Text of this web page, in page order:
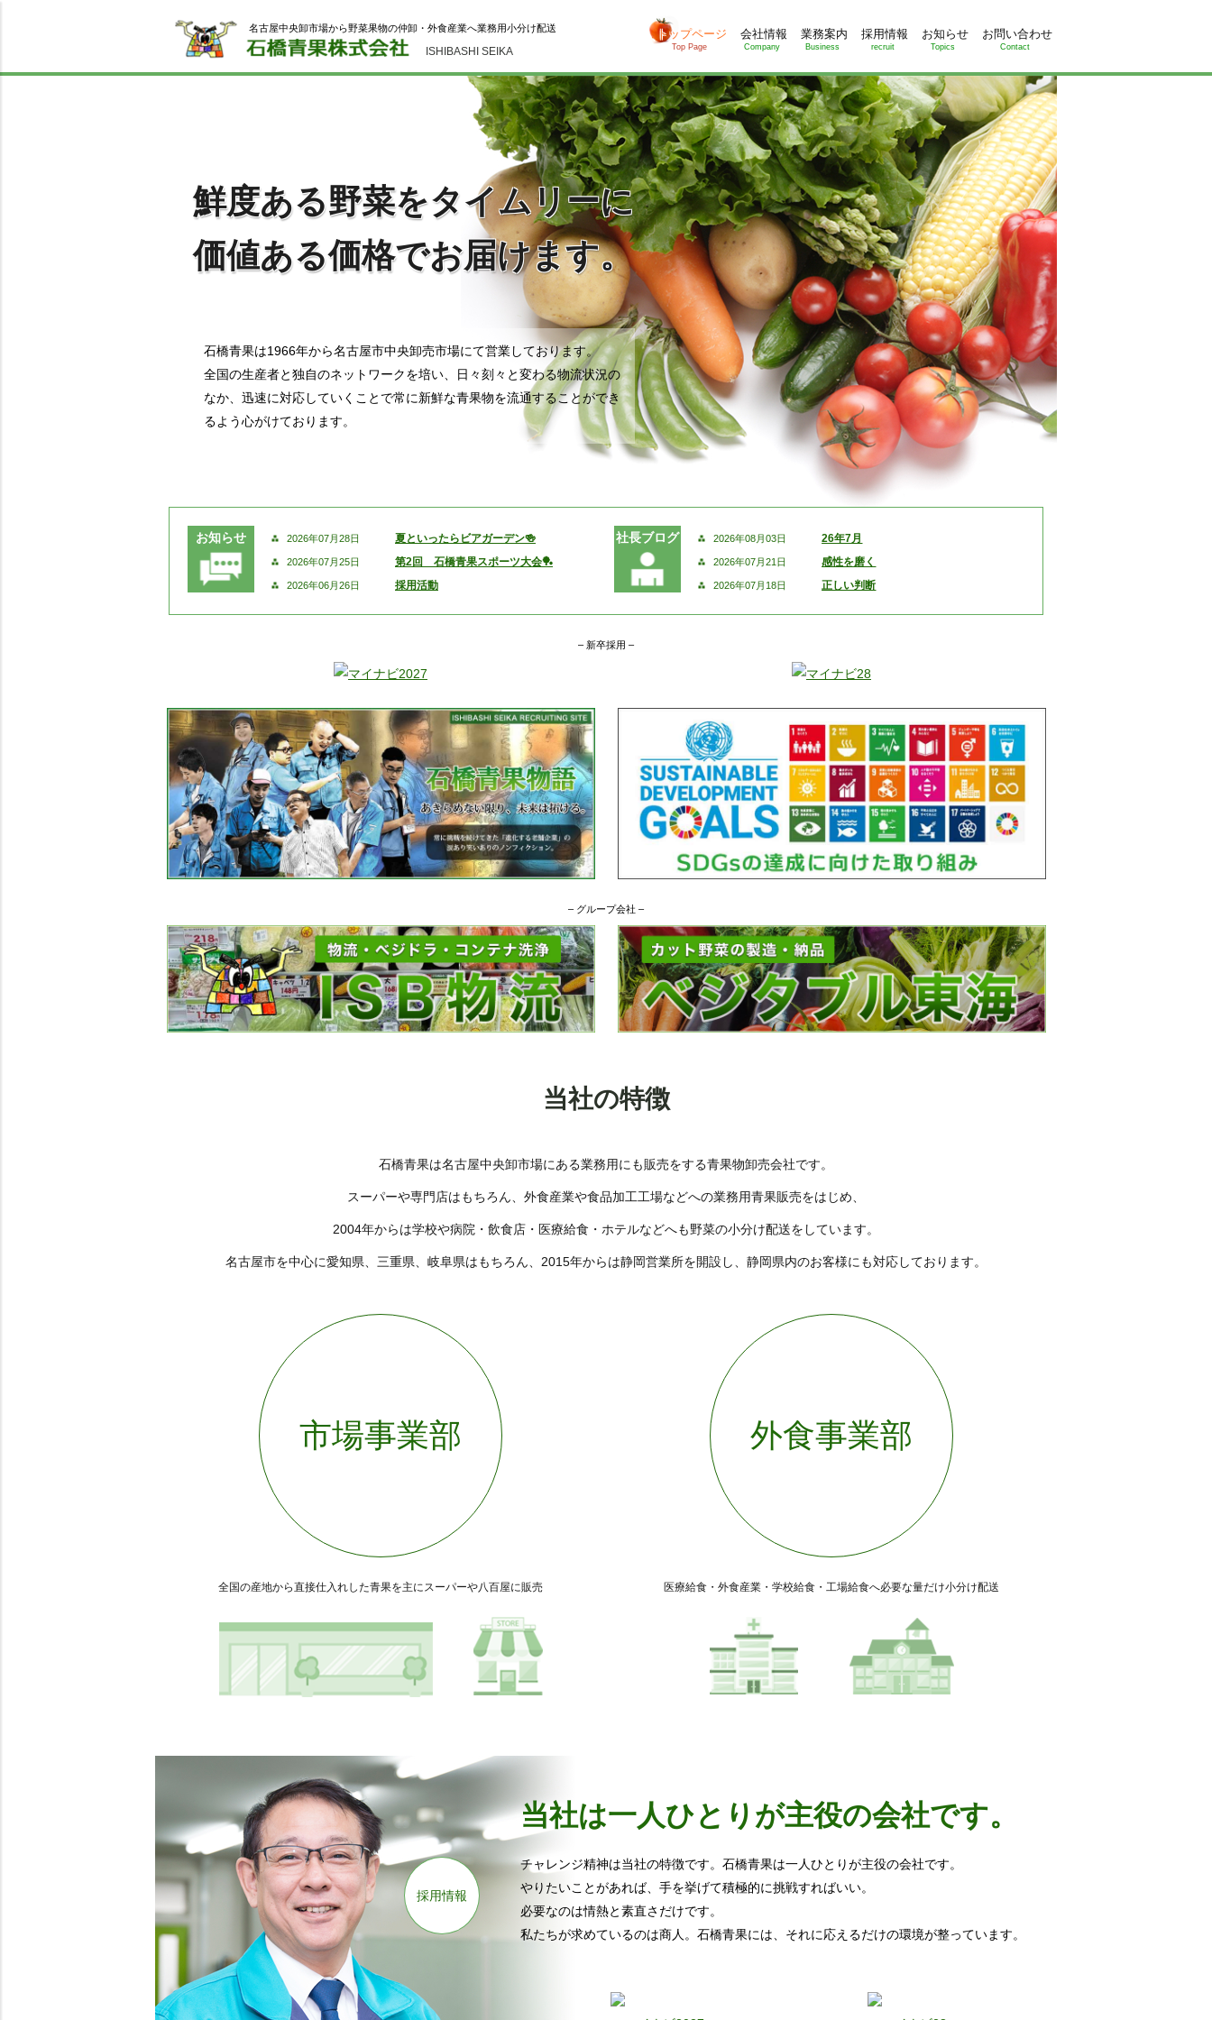
ISHIBASHI SEIKA
名古屋中央卸市場から野菜果物の仲卸・外食産業へ業務用小分け配送 トップページ
Top Page
会社情報
Company
業務案内
Business
採用情報
recruit
お知らせ
Topics
お問い合わせ
Contact
鮮度ある野菜をタイムリーに
価値ある価格でお届けます。
石橋青果は1966年から名古屋市中央卸売市場にて営業しております。
全国の生産者と独自のネットワークを培い、日々刻々と変わる物流状況の
なか、迅速に対応していくことで常に新鮮な青果物を流通することができ
るよう心がけております。
お知らせ 2026年07月28日 夏といったらビアガーデン🍻
2026年07月25日 第2回 石橋青果スポーツ大会🏓
2026年06月26日 採用活動
社長ブログ 2026年08月03日 26年7月
2026年07月21日 感性を磨く
2026年07月18日 正しい判断
– 新卒採用 –
– グループ会社 –
当社の特徴
石橋青果は名古屋中央卸市場にある業務用にも販売をする青果物卸売会社です。
スーパーや専門店はもちろん、外食産業や食品加工工場などへの業務用青果販売をはじめ、
2004年からは学校や病院・飲食店・医療給食・ホテルなどへも野菜の小分け配送をしています。
名古屋市を中心に愛知県、三重県、岐阜県はもちろん、2015年からは静岡営業所を開設し、静岡県内のお客様にも対応しております。
市場事業部
全国の産地から直接仕入れした青果を主にスーパーや八百屋に販売
外食事業部
医療給食・外食産業・学校給食・工場給食へ必要な量だけ小分け配送
当社は一人ひとりが主役の会社です。
チャレンジ精神は当社の特徴です。石橋青果は一人ひとりが主役の会社です。
やりたいことがあれば、手を挙げて積極的に挑戦すればいい。
必要なのは情熱と素直さだけです。
私たちが求めているのは商人。石橋青果には、それに応えるだけの環境が整っています。
採用情報